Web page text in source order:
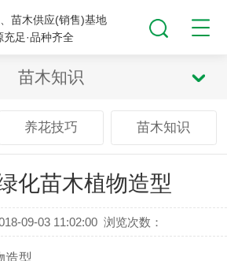
苗木供应(销售)基地
充足·品种齐全
苗木知识
养花技巧 苗木知识
化苗木植物造型
09-03 11:02:00 浏览次数：
造型